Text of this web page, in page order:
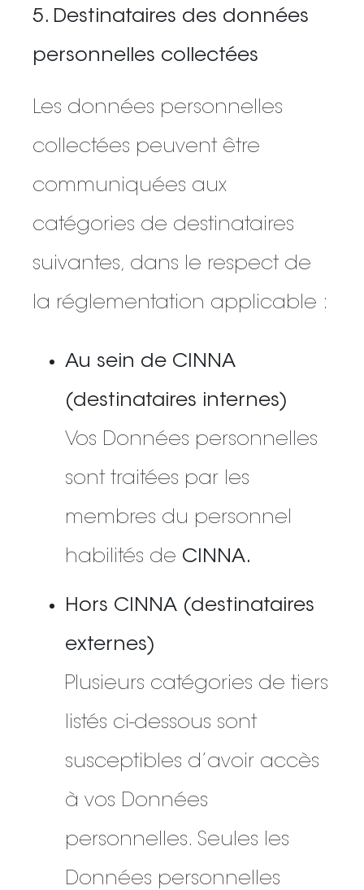
5. Destinataires des données
personnelles collectées
Les données personnelles
collectées peuvent être
communiquées aux
catégories de destinataires
suivantes, dans le respect de
la réglementation applicable :
Au sein de CINNA
(destinataires internes)
Vos Données personnelles
sont traitées par les
membres du personnel
habilités de CINNA.
Hors CINNA (destinataires
externes)
Plusieurs catégories de tiers
listés ci-dessous sont
susceptibles d’avoir accès
à vos Données
personnelles. Seules les
Données personnelles